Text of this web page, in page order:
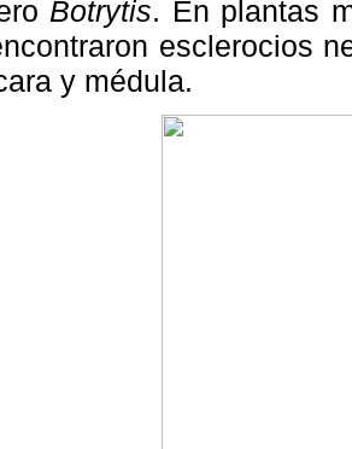
Botrytis. En plantas
esclerocios
y médula.